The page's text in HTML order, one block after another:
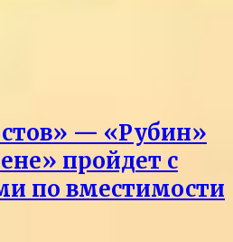
— «Рубин»
пройдет с
по вместимости